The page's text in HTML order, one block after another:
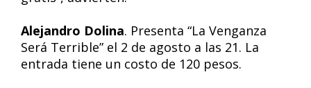
Alejandro Dolina. Presenta “La Venganza
Será Terrible” el 2 de agosto a las 21. La
entrada tiene un costo de 120 pesos.